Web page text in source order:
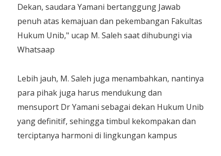
Dekan, saudara Yamani bertanggung Jawab
penuh atas kemajuan dan pekembangan Fakultas
Hukum Unib," ucap M. Saleh saat dihubungi via
Whatsaap
Lebih jauh, M. Saleh juga menambahkan, nantinya
para pihak juga harus mendukung dan
mensuport Dr Yamani sebagai dekan Hukum Unib
yang definitif, sehingga timbul kekompakan dan
terciptanya harmoni di lingkungan kampus